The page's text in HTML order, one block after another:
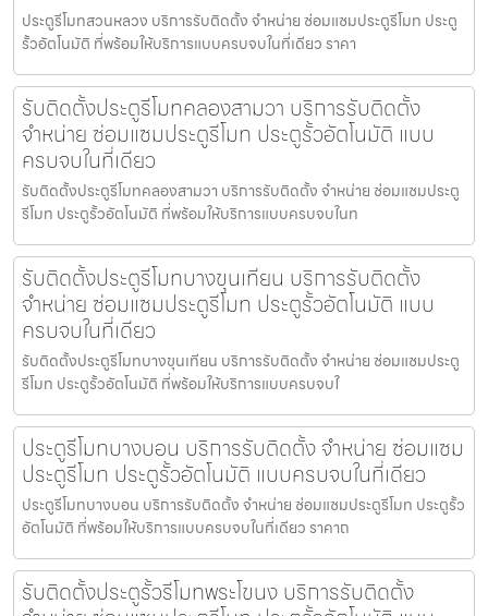
ประตูรีโมทสวนหลวง บริการรับติดตั้ง จำหน่าย ซ่อมแซมประตูรีโมท ประตู
รั้วอัตโนมัติ ที่พร้อมให้บริการแบบครบจบในที่เดียว ราคา
รับติดตั้งประตูรีโมทคลองสามวา บริการรับติดตั้ง
จำหน่าย ซ่อมแซมประตูรีโมท ประตูรั้วอัตโนมัติ แบบ
ครบจบในที่เดียว
รับติดตั้งประตูรีโมทคลองสามวา บริการรับติดตั้ง จำหน่าย ซ่อมแซมประตู
รีโมท ประตูรั้วอัตโนมัติ ที่พร้อมให้บริการแบบครบจบในท
รับติดตั้งประตูรีโมทบางขุนเทียน บริการรับติดตั้ง
จำหน่าย ซ่อมแซมประตูรีโมท ประตูรั้วอัตโนมัติ แบบ
ครบจบในที่เดียว
รับติดตั้งประตูรีโมทบางขุนเทียน บริการรับติดตั้ง จำหน่าย ซ่อมแซมประตู
รีโมท ประตูรั้วอัตโนมัติ ที่พร้อมให้บริการแบบครบจบใ
ประตูรีโมทบางบอน บริการรับติดตั้ง จำหน่าย ซ่อมแซม
ประตูรีโมท ประตูรั้วอัตโนมัติ แบบครบจบในที่เดียว
ประตูรีโมทบางบอน บริการรับติดตั้ง จำหน่าย ซ่อมแซมประตูรีโมท ประตูรั้ว
อัตโนมัติ ที่พร้อมให้บริการแบบครบจบในที่เดียว ราคาถ
รับติดตั้งประตูรั้วรีโมทพระโขนง บริการรับติดตั้ง